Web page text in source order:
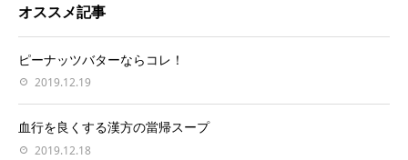
オススメ記事
ピーナッツバターならコレ！
2019.12.19
血行を良くする漢方の當帰スープ
2019.12.18